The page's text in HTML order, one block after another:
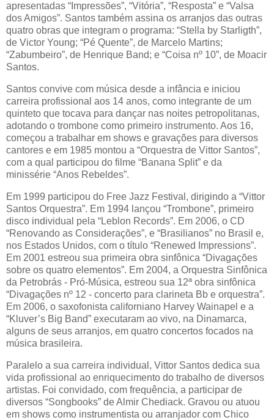
apresentadas “Impressões”, “Vitória”, “Resposta” e “Valsa
dos Amigos”. Santos também assina os arranjos das outras
quatro obras que integram o programa: “Stella by Starligth”,
de Victor Young; “Pé Quente”, de Marcelo Martins;
“Zabumbeiro”, de Henrique Band; e “Coisa nº 10”, de Moacir
Santos.
Santos convive com música desde a infância e iniciou
carreira profissional aos 14 anos, como integrante de um
quinteto que tocava para dançar nas noites petropolitanas,
adotando o trombone como primeiro instrumento. Aos 16,
começou a trabalhar em shows e gravações para diversos
cantores e em 1985 montou a “Orquestra de Vittor Santos”,
com a qual participou do filme “Banana Split” e da
minissérie “Anos Rebeldes”.
Em 1999 participou do Free Jazz Festival, dirigindo a “Vittor
Santos Orquestra”. Em 1994 lançou “Trombone”, primeiro
disco individual pela “Leblon Records”. Em 2006, o CD
“Renovando as Considerações”, e “Brasilianos” no Brasil e,
nos Estados Unidos, com o título “Renewed Impressions”.
Em 2001 estreou sua primeira obra sinfônica “Divagações
sobre os quatro elementos”. Em 2004, a Orquestra Sinfônica
da Petrobrás - Pró-Música, estreou sua 12ª obra sinfônica
“Divagações nº 12 - concerto para clarineta Bb e orquestra”.
Em 2006, o saxofonista californiano Harvey Wainapel e a
“Kluver’s Big Band” executaram ao vivo, na Dinamarca,
alguns de seus arranjos, em quatro concertos focados na
música brasileira.
Paralelo a sua carreira individual, Vittor Santos dedica sua
vida profissional ao enriquecimento do trabalho de diversos
artistas. Foi convidado, com frequência, a participar de
diversos “Songbooks” de Almir Chediack. Gravou ou atuou
em shows como instrumentista ou arranjador com Chico